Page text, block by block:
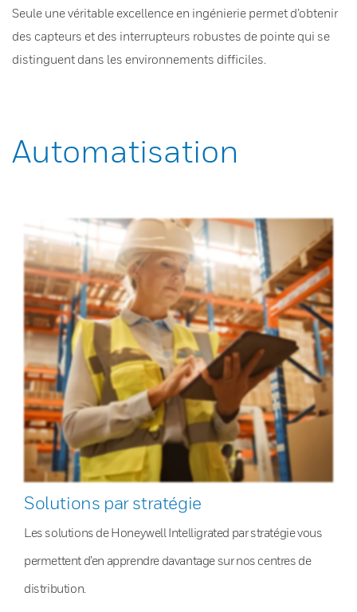
Seule une véritable excellence en ingénierie permet d’obtenir
des capteurs et des interrupteurs robustes de pointe qui se
distinguent dans les environnements difficiles.
Automatisation
Solutions par stratégie
Les solutions de Honeywell Intelligrated par stratégie vous
permettent d’en apprendre davantage sur nos centres de
distribution.